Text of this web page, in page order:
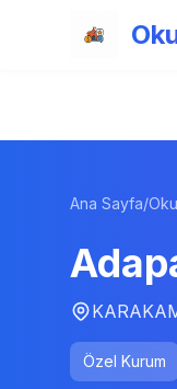
Ana Sayfa/
Özel Kurum